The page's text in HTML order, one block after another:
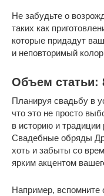
Не забудьте о
таких как
которые придадут
и неповторимый
Объем статьи:
Планируя свадьбу в
что это не просто
в историю и традиции
Свадебные обряды
хоть и забыты со
ярким акцентом
Например, вспомните